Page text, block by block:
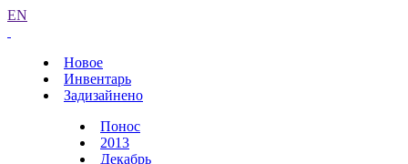
EN
Новое
Инвентарь
Задизайнено
Понос
2013
Декабрь